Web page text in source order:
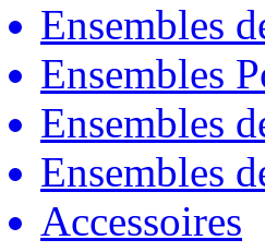
Ensembles
Ensembles
Ensembles
Ensembles
Accessoires